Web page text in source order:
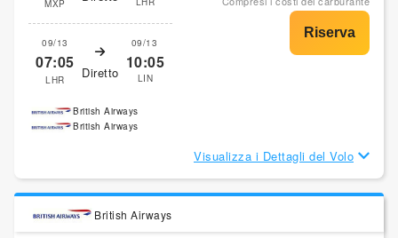
MXP
09/13
07:05
LHR Diretto
09/13
10:05
LIN
British Airways
British Airways
Visualizza i Dettagli del Volo
British Airways